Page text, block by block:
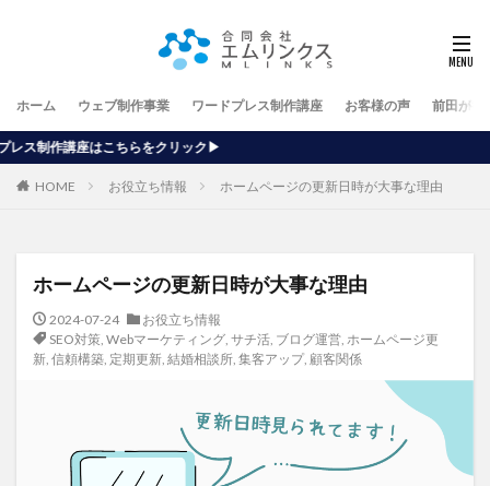
ホーム ウェブ制作事業 ワードプレス制作講座 お客様の声 前田が行
クリック▶
HOME お役立ち情報 ホームページの更新日時が大事な理由
ホームページの更新日時が大事な理由
2024-07-24
お役立ち情報
SEO対策, Webマーケティング, サチ活, ブログ運営, ホームページ更
新, 信頼構築, 定期更新, 結婚相談所, 集客アップ, 顧客関係